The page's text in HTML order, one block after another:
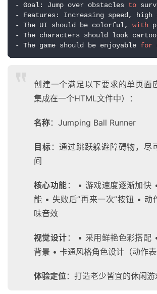
- Goal: Jump over obstacles to
- Features: Increasing speed,
- The UI should be colorful, with
- The characters should look
- The game should be enjoyable for
创建一个满足以下要求的单页面
集成在一个HTML文件中）：
名称：Jumping Ball Runner
目标 ：通过跳跃躲避障碍物，尽
间
核心功能 ： • 游戏速度逐渐加快
能 • 失败后”再来一次”按钮 • 动
味音效
视觉设计 ： • 采用鲜艳色彩搭配
背景 • 卡通风格角色设计（动作表
体验定位 ：打造老少皆宜的休闲游